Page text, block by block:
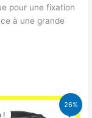
pour une fixation
à une grande
26%
!!
Le
prix
Le
prix